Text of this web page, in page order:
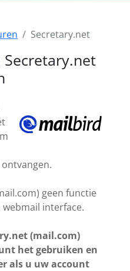
Secretary.net
geen functie
interface.
(mail.com)
het gebruiken en
als u uw account